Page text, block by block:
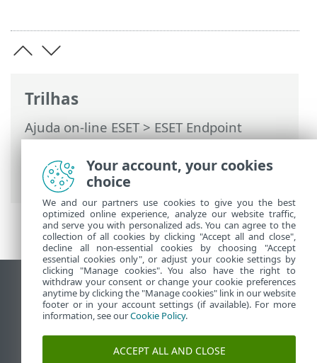
Trilhas
Ajuda on-line ESET>ESET Endpoint
Security>Configuração avançada>
Notificações>Notificações na área de
trabalho
> Encaminhamento
Ver site para desktop
End of Life
Base de conhecimento ESET
Fórum ESET
Your account, your cookies
choice
We and our partners use cookies to give you the best
optimized online experience, analyze our website traffic,
and serve you with personalized ads. You can agree to the
collection of all cookies by clicking "Accept all and close",
decline all non-essential cookies by choosing "Accept
essential cookies only", or adjust your cookie settings by
clicking "Manage cookies". You also have the right to
withdraw your consent or change your cookie preferences
anytime by clicking the "Manage cookies" link in our website
footer or in your account settings (if available). For more
information, see ourCookie Policy.
ACCEPT ALL AND CLOSE